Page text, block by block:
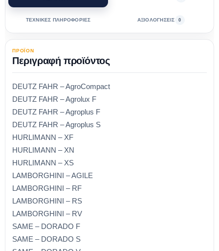
ΤΕΧΝΙΚΕΣ ΠΛΗΡΟΦΟΡΙΕΣ ΑΞΙΟΛΟΓΗΣΕΙΣ 0
ΠΡΟΪΟΝ
Περιγραφή προϊόντος
DEUTZ FAHR – AgroCompact
DEUTZ FAHR – Agrolux F
DEUTZ FAHR – Agroplus F
DEUTZ FAHR – Agroplus S
HURLIMANN – XF
HURLIMANN – XN
HURLIMANN – XS
LAMBORGHINI – AGILE
LAMBORGHINI – RF
LAMBORGHINI – RS
LAMBORGHINI – RV
SAME – DORADO F
SAME – DORADO S